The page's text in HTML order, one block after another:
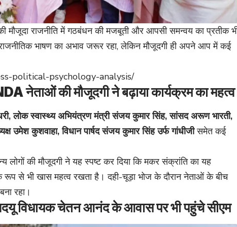
मौजूदा राजनीति में गठबंधन की मजबूती और आपसी समन्वय का प्रतीक
भाषण का अभाव जरूर रहा, लेकिन मौजूदगी ही अपने आप में कई
political-psychology-analysis/
की मौजूदगी ने बढ़ाया कार्यक्रम का महत्व
लोक स्वास्थ्य अभियंत्रण मंत्री संजय कुमार सिंह, सांसद अरूण भारती,
उमेश कुशवाहा, विधान पार्षद संजय कुमार सिंह उर्फ गांधीजीसमेत कई
लोगों की मौजूदगी ने यह स्पष्ट कर दिया कि मकर संक्रांति का यह
से भी खास महत्व रखता है। दही-चूड़ा भोज के दौरान नेताओं के बीच
रहा।
चेतन आनंद के आवास पर भी पहुंचे सीएम